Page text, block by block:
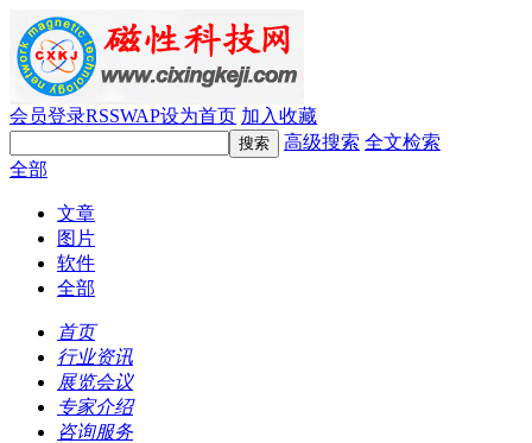
会员登录RSSWAP设为首页 加入收藏
高级搜索 全文检索
全部
文章
图片
软件
全部
首页
行业资讯
展览会议
专家介绍
咨询服务